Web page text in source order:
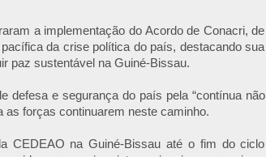
a implementação do Acordo de Conacri, de
da crise política do país, destacando sua
paz sustentável na Guiné-Bissau.
defesa e segurança do país pela “contínua não
as forças continuarem neste caminho.
CEDEAO na Guiné-Bissau até o fim do ciclo